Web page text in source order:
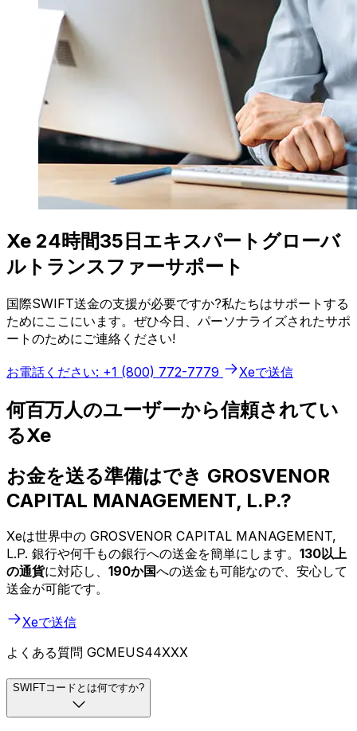
Xe 24時間35日エキスパートグローバ
ルトランスファーサポート
国際SWIFT送金の支援が必要ですか?私たちはサポートする
ためにここにいます。ぜひ今日、パーソナライズされたサポ
ートのためにご連絡ください!
お電話ください: +1 (800) 772-7779 Xeで送信
何百万人のユーザーから信頼されてい
るXe
お金を送る準備はでき GROSVENOR
CAPITAL MANAGEMENT, L.P.?
Xeは世界中の GROSVENOR CAPITAL MANAGEMENT,
L.P. 銀行や何千もの銀行への送金を簡単にします。 130以上
の通貨に対応し、 190か国への送金も可能なので、安心して
送金が可能です。
Xeで送信
よくある質問 GCMEUS44XXX
SWIFTコードとは何ですか?